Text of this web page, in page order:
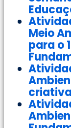
Meio
para o